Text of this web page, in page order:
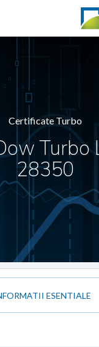
Certificate Turbo
Turbo
28350
ESENTIALE